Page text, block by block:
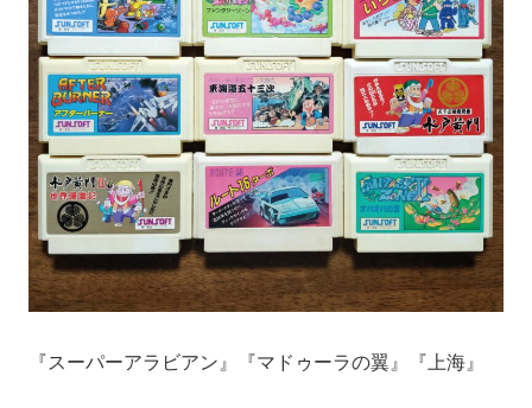
『スーパーアラビアン』『マドゥーラの翼』『上海』